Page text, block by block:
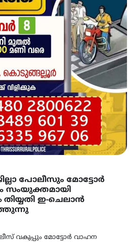
പോലീസും മോട്ടോർ
സംയുക്തമായി
ഇ-ചെലാന്‍
വകുപ്പും മോട്ടോര്‍ വാഹന